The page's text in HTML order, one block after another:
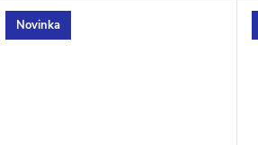
Novinka